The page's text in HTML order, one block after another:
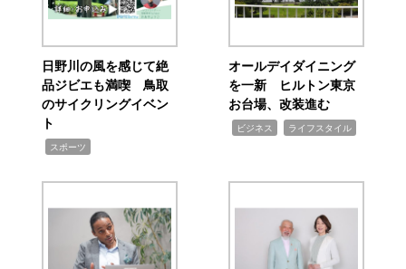
日野川の風を感じて絶
品ジビエも満喫 鳥取
のサイクリングイベン
ト
スポーツ
オールデイダイニング
を一新 ヒルトン東京
お台場、改装進む
ビジネス ライフスタイル